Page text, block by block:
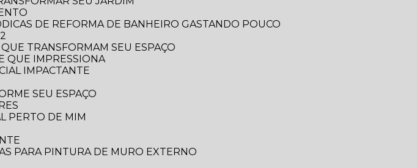
DICAS DE REFORMA DE BANHEIRO GASTANDO POUCO
TRANSFORMAM SEU ESPAÇO
QUE IMPRESSIONA
IMPACTANTE
SEU ESPAÇO
PERTO DE MIM
PARA PINTURA DE MURO EXTERNO